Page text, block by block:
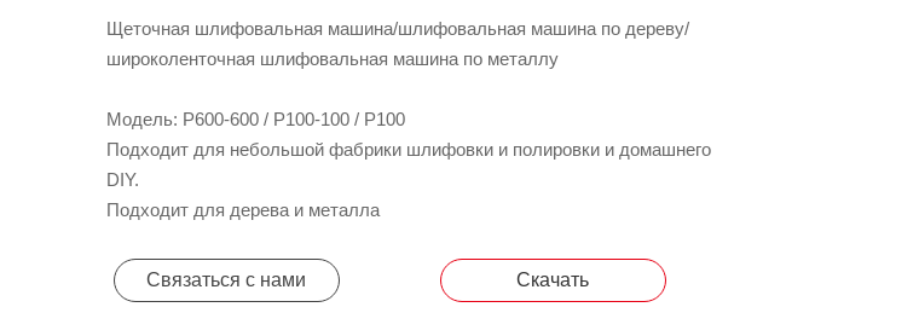
Щеточная шлифовальная машина/шлифовальная машина по дереву/
широколенточная шлифовальная машина по металлу
Модель: P600-600 / P100-100 / P100
Подходит для небольшой фабрики шлифовки и полировки и домашнего
DIY.
Подходит для дерева и металла
Связаться с нами Скачать